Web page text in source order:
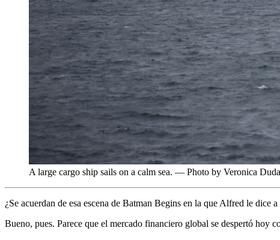
A large cargo ship sails on a calm sea. — Photo by Veronica
¿Se acuerdan de esa escena de Batman Begins en la que Alfred le dice
Bueno, pues. Parece que el mercado financiero global se despertó hoy